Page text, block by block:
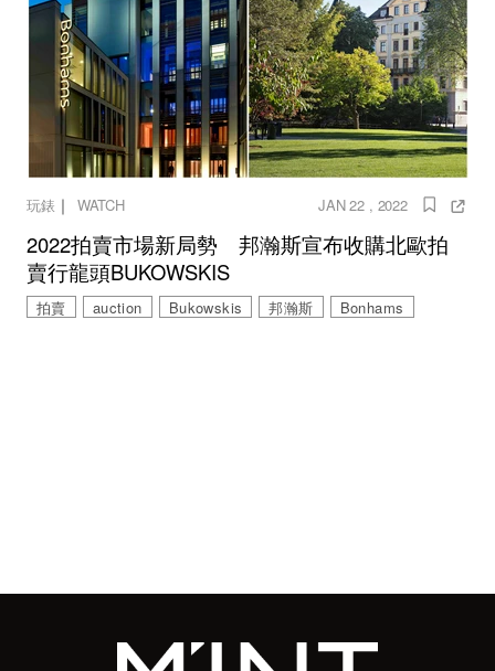
玩錶 ｜ WATCH JAN 22 , 2022
2022拍賣市場新局勢 邦瀚斯宣布收購北歐拍
賣行龍頭BUKOWSKIS
拍賣 auction Bukowskis 邦瀚斯 Bonhams